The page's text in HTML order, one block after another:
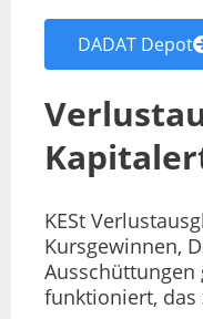
DADAT Depot
KESt
Kursgewinnen,
Ausschüttungen
funktioniert, das